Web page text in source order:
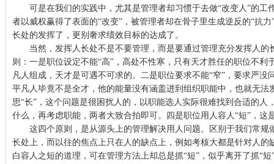
可是在我们的实践中，尤其是管理者却习惯于去做“改变人”的工
者以威权赢得了表面的“改变”，被管理者却在骨子里生成逆反的“抗
长处的发挥了，更别奢求绩效目标的达成了。
当然，发挥人长处不是不要管理，而是要通过管理充分发挥人的
则：一是职位设定不能“高”，高处不性寒，只有天才胜任的职位不利
凡人组成，天才是可遇不可求的。二是职位要求不能“窄”，要求严没
平凡人毕竟不是全才，他的能量没有涵盖进到组织职能中，也就无法
思“长”，这个问题是很困扰人的，以职能选人实际很难找到合适的人
什么，再考虑职能，两者大致合拍即可。四是职位用人容人“短”，这
这四个原则，是从源头上的管理解决用人问题。区别于我们常规
长处上，而以往的焦点上只在人的缺点上，例如考核大都是针对人的
白容人之短的道理，可在管理方法上却总是抓“短”，似乎离开了抓“